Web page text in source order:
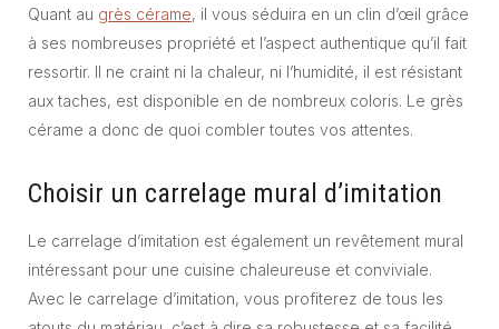
Quant au grès cérame, il vous séduira en un clin d’œil grâce
à ses nombreuses propriété et l’aspect authentique qu’il fait
ressortir. Il ne craint ni la chaleur, ni l’humidité, il est résistant
aux taches, est disponible en de nombreux coloris. Le grès
cérame a donc de quoi combler toutes vos attentes.
Choisir un carrelage mural d’imitation
Le carrelage d’imitation est également un revêtement mural
intéressant pour une cuisine chaleureuse et conviviale.
Avec le carrelage d’imitation, vous profiterez de tous les